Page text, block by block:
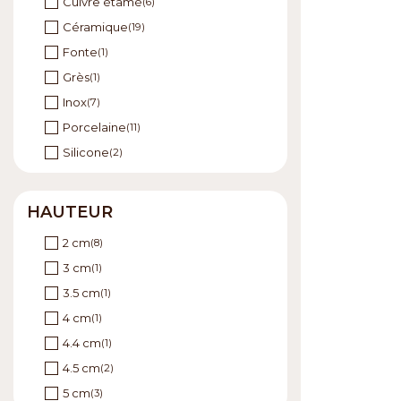
Céramique(19)
Fonte(1)
Grès(1)
Inox(7)
Porcelaine(11)
Silicone(2)
HAUTEUR
2 cm(8)
3 cm(1)
3.5 cm(1)
4 cm(1)
4.4 cm(1)
4.5 cm(2)
5 cm(3)